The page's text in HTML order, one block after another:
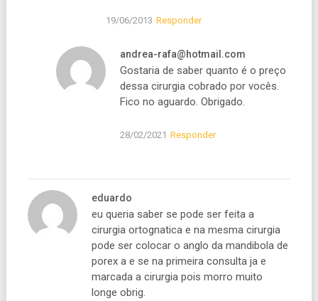
19/06/2013 Responder
andrea-rafa@hotmail.com
Gostaria de saber quanto é o preço
dessa cirurgia cobrado por vocês.
Fico no aguardo. Obrigado.
28/02/2021 Responder
eduardo
eu queria saber se pode ser feita a
cirurgia ortognatica e na mesma cirurgia
pode ser colocar o anglo da mandibola de
porex a e se na primeira consulta ja e
marcada a cirurgia pois morro muito
longe obrig.